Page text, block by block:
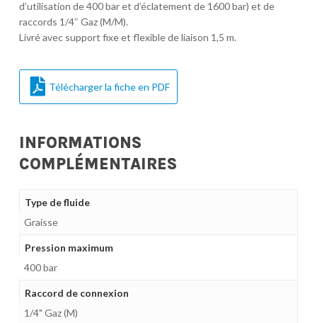
d’utilisation de 400 bar et d’éclatement de 1600 bar) et de
raccords 1/4″ Gaz (M/M).
Livré avec support fixe et flexible de liaison 1,5 m.
Télécharger la fiche en PDF
INFORMATIONS
COMPLÉMENTAIRES
Type de fluide
Graisse
Pression maximum
400 bar
Raccord de connexion
1/4" Gaz (M)